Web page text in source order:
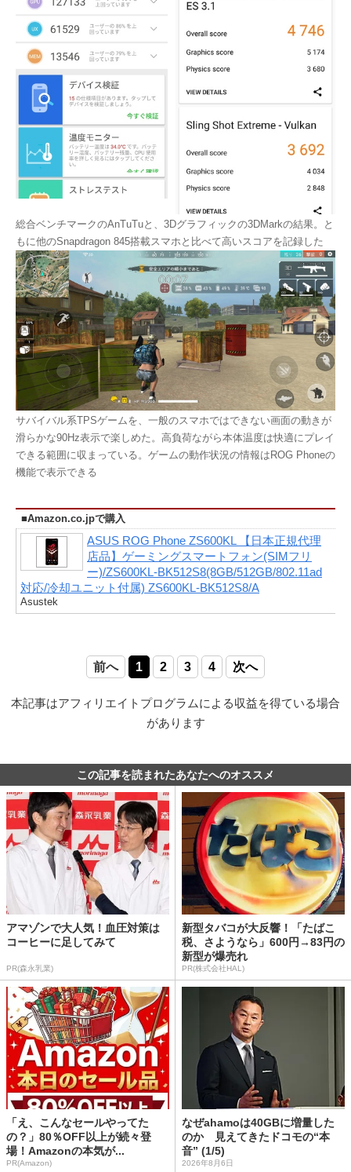
総合ベンチマークのAnTuTuと、3Dグラフィックの3DMarkの結果。と
もに他のSnapdragon 845搭載スマホと比べて高いスコアを記録した
サバイバル系TPSゲームを、一般のスマホではできない画面の動きが
滑らかな90Hz表示で楽しめた。高負荷ながら本体温度は快適にプレイ
できる範囲に収まっている。ゲームの動作状況の情報はROG Phoneの
機能で表示できる
■Amazon.co.jpで購入
ASUS ROG Phone ZS600KL 【日本正規代理
店品】ゲーミングスマートフォン(SIMフリ
ー)/ZS600KL-BK512S8(8GB/512GB/802.11ad
対応/冷却ユニット付属) ZS600KL-BK512S8/A
Asustek
前へ 1 2 3 4 次へ
本記事はアフィリエイトプログラムによる収益を得ている場合
があります
この記事を読まれたあなたへのオススメ
アマゾンで大人気！血圧対策は
コーヒーに足してみて
PR(森永乳業)
新型タバコが大反響！「たばこ
税、さようなら」600円→83円の
新型が爆売れ
PR(株式会社HAL)
「え、こんなセールやってた
の？」80％OFF以上が続々登
場！Amazonの本気が...
PR(Amazon)
なぜahamoは40GBに増量した
のか 見えてきたドコモの“本
音” (1/5)
2026年8月6日